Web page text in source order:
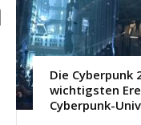
Die Cyberpunk
wichtigsten
Cyberpunk-